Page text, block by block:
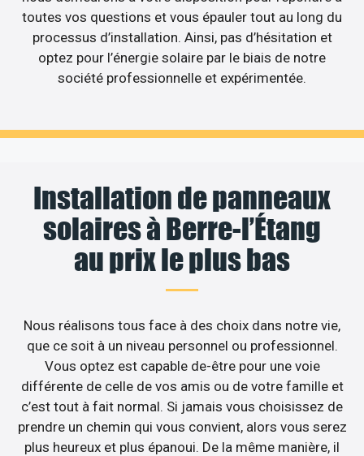
toutes vos questions et vous épauler tout au long du
processus d’installation. Ainsi, pas d’hésitation et
optez pour l’énergie solaire par le biais de notre
société professionnelle et expérimentée.
Installation de panneaux
solaires à Berre-l’Étang
au prix le plus bas
Nous réalisons tous face à des choix dans notre vie,
que ce soit à un niveau personnel ou professionnel.
Vous optez est capable de-être pour une voie
différente de celle de vos amis ou de votre famille et
c’est tout à fait normal. Si jamais vous choisissez de
prendre un chemin qui vous convient, alors vous serez
plus heureux et plus épanoui. De la même manière, il